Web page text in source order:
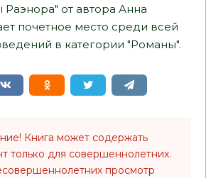
от автора Анна
почетное место среди всей
в категории "Романы".
Книга может содержать
только для совершеннолетних.
просмотр